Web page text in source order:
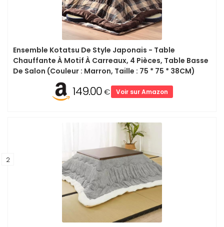
Ensemble Kotatsu De Style Japonais - Table
Chauffante À Motif À Carreaux, 4 Pièces, Table Basse
De Salon (Couleur : Marron, Taille : 75 * 75 * 38CM)
149.00€ Voir sur Amazon
2